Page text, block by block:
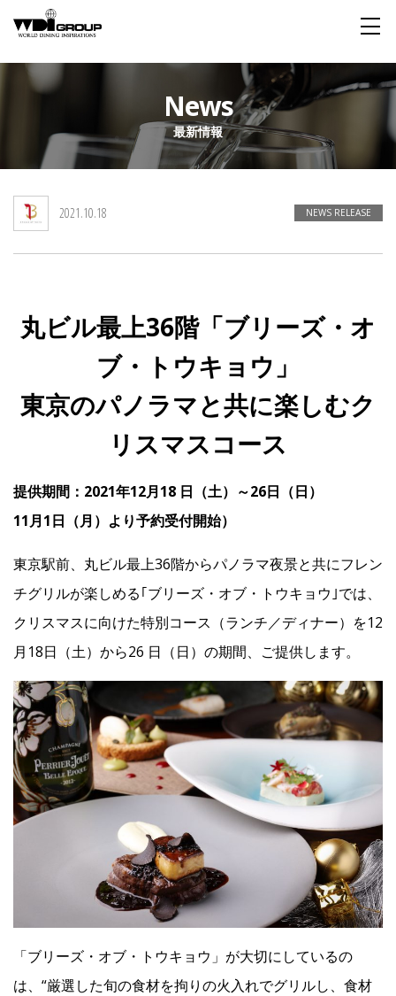
About WDI
WDI STANDARD
私たちが大切にするもの 舞台は世界
Social Responsibility Sustainability
Restaurant
Wedding
IR
よくあるご質問 IRお問い合わせ 免責事項
Franchise
Recruit
Contact
Facebook
JP EN
News
最新情報
2021.10.18 NEWS RELEASE
丸ビル最上36階「ブリーズ・オ
ブ・トウキョウ」
東京のパノラマと共に楽しむク
リスマスコース
提供期間：2021年12月18 日（土）～26日（日）
11月1日（月）より予約受付開始）
東京駅前、丸ビル最上36階からパノラマ夜景と共にフレン
チグリルが楽しめる｢ブリーズ・オブ・トウキョウ｣では、
クリスマスに向けた特別コース（ランチ／ディナー）を12
月18日（土）から26 日（日）の期間、ご提供します。
「ブリーズ・オブ・トウキョウ」が大切にしているの
は、“厳選した旬の食材を拘りの火入れでグリルし、食材